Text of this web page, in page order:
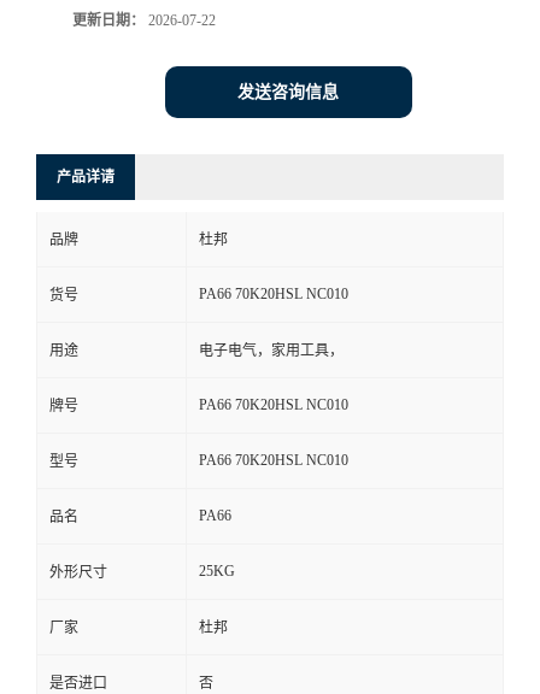
系
言
更新日期： 2026-07-22
发送咨询信息
产品详请
品牌 杜邦
货号 PA66 70K20HSL NC010
用途 电子电气，家用工具，
牌号 PA66 70K20HSL NC010
型号 PA66 70K20HSL NC010
品名 PA66
外形尺寸 25KG
厂家 杜邦
是否进口 否